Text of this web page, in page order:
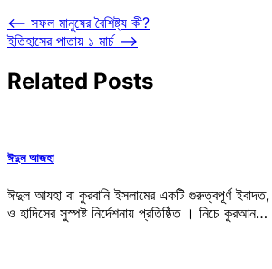
Post
navigation
⟵ সফল মানুষের বৈশিষ্ট্য কী?
ইতিহাসের পাতায় ১ মার্চ ⟶
Related Posts
ঈদুল আজহা
ঈদুল আযহা বা কুরবানি ইসলামের একটি গুরুত্বপূর্ণ
ও হাদিসের সুস্পষ্ট নির্দেশনায় প্রতিষ্ঠিত । নিচে কুরআন…